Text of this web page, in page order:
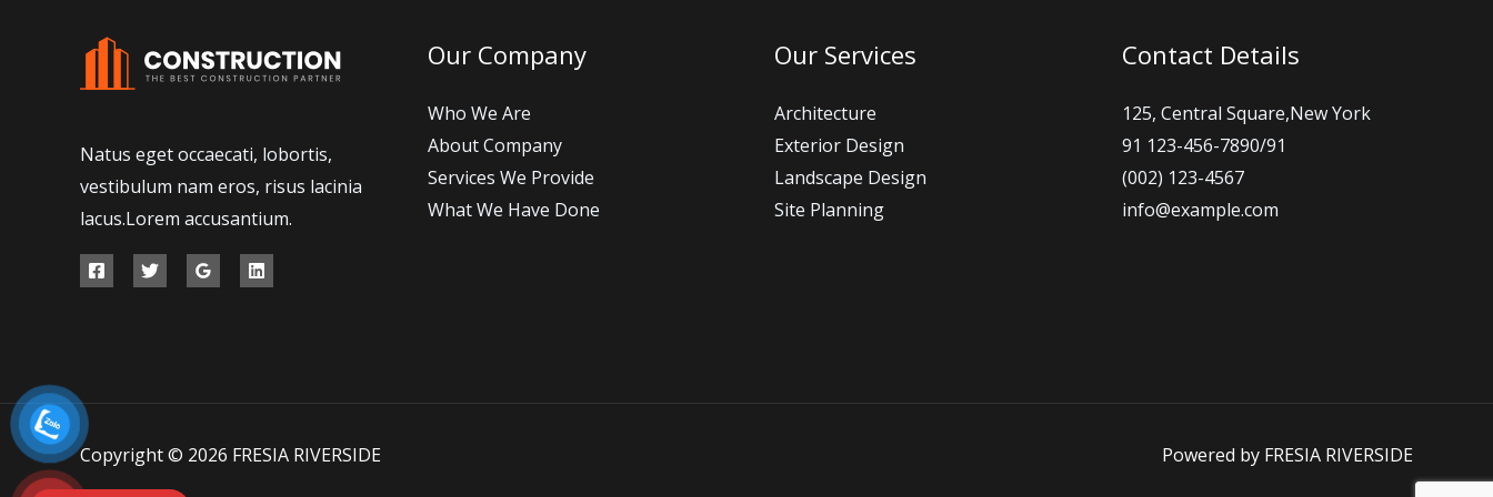
Natus eget occaecati, lobortis,
vestibulum nam eros, risus lacinia
lacus.Lorem accusantium.
Our Company
Who We Are
About Company
Services We Provide
What We Have Done
Our Services
Architecture
Exterior Design
Landscape Design
Site Planning
Contact Details
125, Central Square,New York
91 123-456-7890/91
(002) 123-4567
info@example.com
Copyright © 2026 FRESIA RIVERSIDE Powered by FRESIA RIVERSIDE